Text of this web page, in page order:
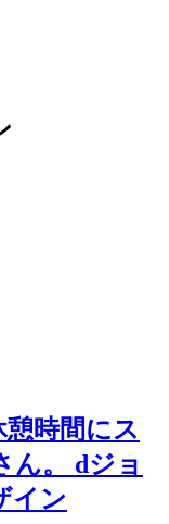
時間にス
ん。 dジョ
イン